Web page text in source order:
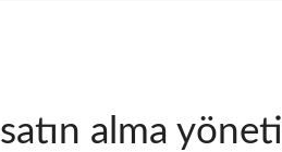
satın alma